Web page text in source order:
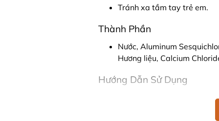
Tránh xa tầm tay trẻ em.
Thành Phần
Nước, Aluminum
Hương liệu, Calcium
Hướng Dẫn Sử Dụng
Sử dụng trực tiếp lên vùng
Nên sử dụng sau khi tắm